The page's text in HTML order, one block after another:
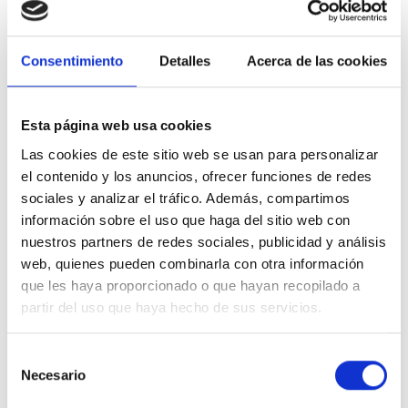
Consentimiento Detalles Acerca de las cookies
Esta página web usa cookies
Las cookies de este sitio web se usan para personalizar
el contenido y los anuncios, ofrecer funciones de redes
sociales y analizar el tráfico. Además, compartimos
información sobre el uso que haga del sitio web con
nuestros partners de redes sociales, publicidad y análisis
web, quienes pueden combinarla con otra información
que les haya proporcionado o que hayan recopilado a
partir del uso que haya hecho de sus servicios.
Necesario
maternidad o paternidad.
Preguntas
frecuentes (FAQs)
1. ¿Puedo cambiar de la cuota mínima a una base de
cotización más alta?
Sí, como autónomo, tienes la opción de cambiar tu base
de cotización en cualquier momento. Sin embargo, es
importante tener en cuenta las implicaciones
financieras y de prestaciones antes de tomar esta
decisión. Te recomendamos consultar con un asesor
2. ¿La cuota mínima de autónomos varía según la edad?